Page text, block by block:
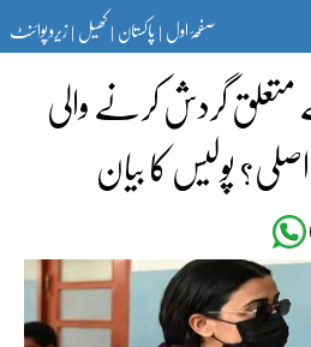
صفحۂ اول|پاکستان|کھیل|زیرو پوائنٹ
گردش کرنے والی
پولیس کا بیان